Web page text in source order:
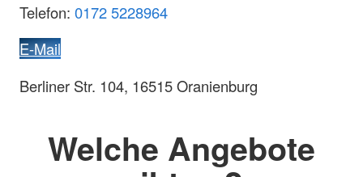
Telefon: 0172 5228964
E-Mail
Berliner Str. 104, 16515 Oranienburg
Welche Angebote